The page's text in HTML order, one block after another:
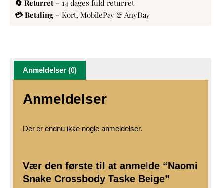
🔄 Returret – 14 dages fuld returret
💳 Betaling – Kort, MobilePay & AnyDay
Anmeldelser (0)
Anmeldelser
Der er endnu ikke nogle anmeldelser.
Vær den første til at anmelde “Naomi
Snake Crossbody Taske Beige”